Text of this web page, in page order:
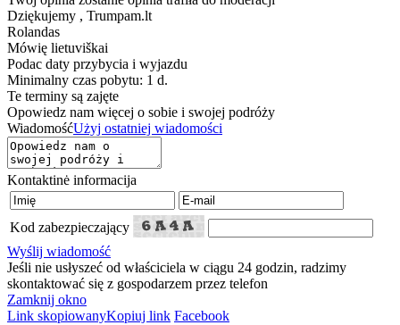
Dziękujemy , Trumpam.lt
Rolandas
Mówię lietuviškai
Podac daty przybycia i wyjazdu
Minimalny czas pobytu: 1 d.
Te terminy są zajęte
Opowiedz nam więcej o sobie i swojej podróży
WiadomośćUżyj ostatniej wiadomości
Kontaktinė informacija
Kod zabezpieczający
Wyślij wiadomość
Jeśli nie usłyszeć od właściciela w ciągu 24 godzin, radzimy
skontaktować się z gospodarzem przez telefon
Zamknij okno
Link skopiowanyKopiuj link Facebook